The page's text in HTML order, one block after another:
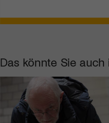
Das könnte Sie